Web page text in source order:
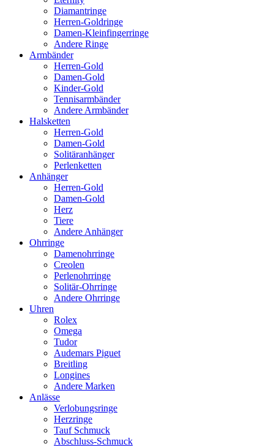
Diamantringe
Herren-Goldringe
Damen-Kleinfingerringe
Andere Ringe
Armbänder
Herren-Gold
Damen-Gold
Kinder-Gold
Tennisarmbänder
Andere Armbänder
Halsketten
Herren-Gold
Damen-Gold
Solitäranhänger
Perlenketten
Anhänger
Herren-Gold
Damen-Gold
Herz
Tiere
Andere Anhänger
Ohrringe
Damenohrringe
Creolen
Perlenohrringe
Solitär-Ohrringe
Andere Ohrringe
Uhren
Rolex
Omega
Tudor
Audemars Piguet
Breitling
Longines
Andere Marken
Anlässe
Verlobungsringe
Herzringe
Tauf Schmuck
Abschluss-Schmuck